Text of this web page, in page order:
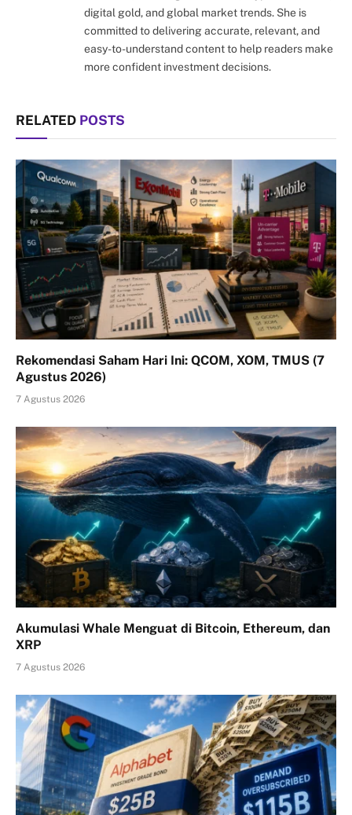
digital gold, and global market trends. She is
committed to delivering accurate, relevant, and
easy-to-understand content to help readers make
more confident investment decisions.
RELATED POSTS
Rekomendasi Saham Hari Ini: QCOM, XOM, TMUS (7
Agustus 2026)
7 Agustus 2026
Akumulasi Whale Menguat di Bitcoin, Ethereum, dan
XRP
7 Agustus 2026